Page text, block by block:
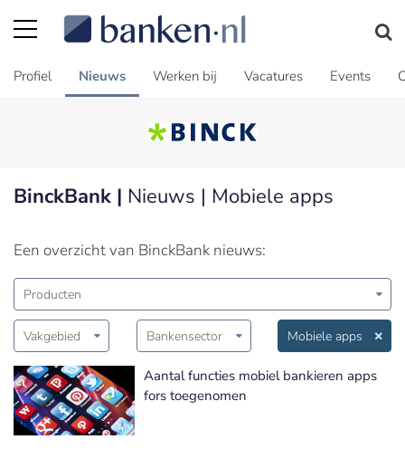
Profiel Nieuws Werken bij Vacatures Events
BinckBank | Nieuws | Mobiele apps
Een overzicht van BinckBank nieuws:
Producten
Vakgebied Bankensector Mobiele apps
Aantal functies mobiel bankieren apps
fors toegenomen